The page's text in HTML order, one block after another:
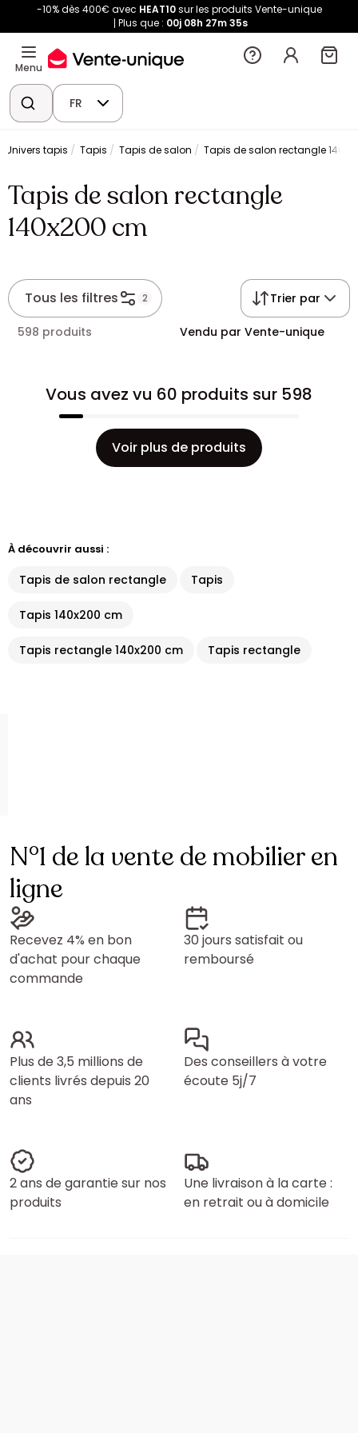
-10% dès 400€ avec HEAT10sur les produits Vente-unique
Plus que : 00j 08h 27m 35s
Menu
FR
Univers tapis Tapis Tapis de salon Tapis de salon rectangle
Tapis de salon rectangle
140x200 cm
Tous les filtres 2 Trier par
598 produits Vendu par Vente-unique
Vous avez vu 60 produits sur 598
Voir plus de produits
À découvrir aussi :
Tapis de salon rectangle Tapis
Tapis 140x200 cm
Tapis rectangle 140x200 cm Tapis rectangle
N°1 de la vente de mobilier en
ligne
Recevez 4% en bon
d'achat pour chaque
commande
30 jours satisfait ou
remboursé
Plus de 3,5 millions de
clients livrés depuis 20
ans
Des conseillers à votre
écoute 5j/7
2 ans de garantie sur nos
produits
Une livraison à la carte :
en retrait ou à domicile